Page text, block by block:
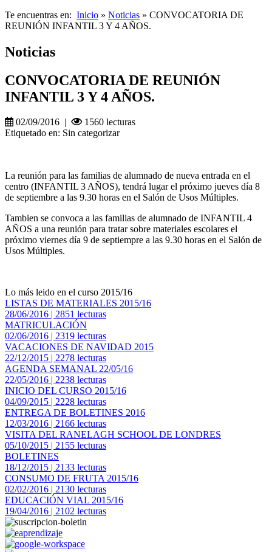
Te encuentras en: Inicio » Noticias » CONVOCATORIA DE
REUNIÓN INFANTIL 3 Y 4 AÑOS.
Noticias
CONVOCATORIA DE REUNIÓN
INFANTIL 3 Y 4 AÑOS.
02/09/2016 |
1560 lecturas
Etiquetado en: Sin categorizar
La reunión para las familias de alumnado de nueva entrada en el
centro (INFANTIL 3 AÑOS), tendrá lugar el próximo jueves día 8
de septiembre a las 9.30 horas en el Salón de Usos Múltiples.
Tambien se convoca a las familias de alumnado de INFANTIL 4
AÑOS a una reunión para tratar sobre materiales escolares el
próximo viernes día 9 de septiempre a las 9.30 horas en el Salón de
Usos Múltiples.
Lo más leido en el curso 2015/16
LISTAS DE MATERIALES 2015/16
28/06/2016 | 2851 lecturas
MATRICULACIÓN
02/06/2016 | 2319 lecturas
VACACIONES DE NAVIDAD 2015
22/12/2015 | 2278 lecturas
AGENDA SEMANAL 22/05/16
22/05/2016 | 2238 lecturas
INICIO DEL CURSO 2015/16
04/09/2015 | 2228 lecturas
ENTREGA DE BOLETINES 2016
12/03/2016 | 2166 lecturas
VISITA DEL RANELAGH SCHOOL DE LONDRES
05/10/2015 | 2155 lecturas
BOLETINES
18/12/2015 | 2133 lecturas
CONSUMO DE FRUTA 2015/16
02/02/2016 | 2130 lecturas
EDUCACIÓN VIAL 2015/16
19/04/2016 | 2102 lecturas